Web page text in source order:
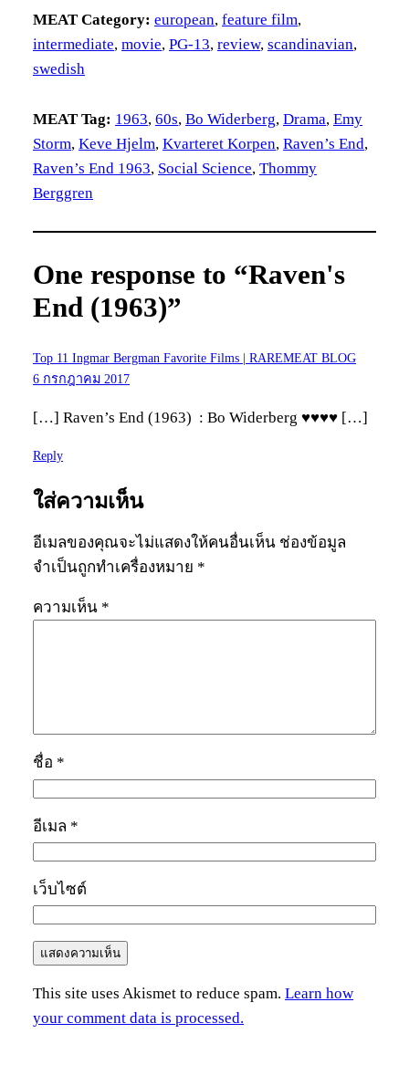
MEAT Category: european, feature film
intermediate, movie, PG-13, review, scandinavian
swedish
MEAT Tag: 1963, 60s, Bo Widerberg, Drama, Emy
Storm, Keve Hjelm, Kvarteret Korpen, Raven’s End
Raven’s End 1963, Social Science, Thommy
Berggren
One response to “Raven's
End (1963)”
Top 11 Ingmar Bergman Favorite Films | RAREMEAT BLOG
6 กรกฎาคม 2017
[…] Raven’s End (1963) : Bo Widerberg ♥♥♥♥ […]
Reply
ใส่ความเห็น
อีเมลของคุณจะไม่แสดงให้คนอื่นเห็น ช่องข้อมูล
จำเป็นถูกทำเครื่องหมาย *
ความเห็น *
ชื่อ *
อีเมล *
เว็บไซต์
This site uses Akismet to reduce spam. Learn how
your comment data is processed.